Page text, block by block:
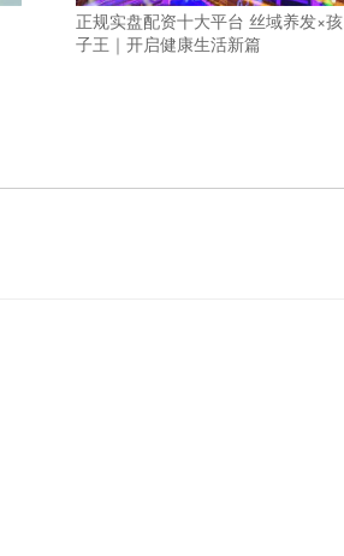
正规实盘配资十大平台 丝域养发×孩
子王｜开启健康生活新篇